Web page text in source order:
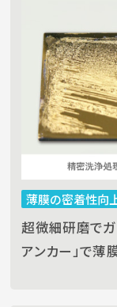
薄膜の密着性向
超微細研磨でガ
アンカー」で薄